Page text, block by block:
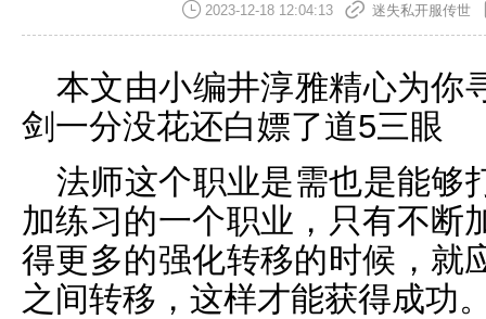
2023-12-18 12:04:13 迷失私开服传世
本文由小编井淳雅精心为你
剑一分没花还白嫖了道5三眼
法师这个职业是需也是能够
加练习的一个职业，只有不断
得更多的强化转移的时候，就
之间转移，这样才能获得成功